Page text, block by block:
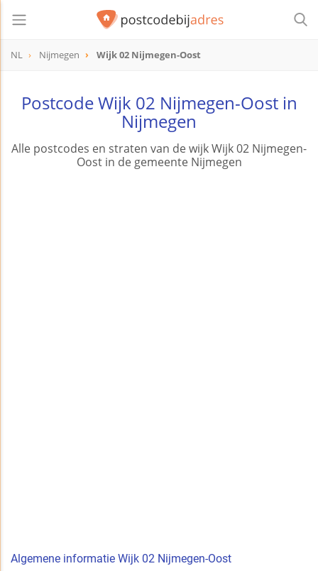
NL Nijmegen Wijk 02 Nijmegen-Oost
Postcode Wijk 02 Nijmegen-Oost in
Nijmegen
Alle postcodes en straten van de wijk Wijk 02 Nijmegen-
Oost in de gemeente Nijmegen
Algemene informatie Wijk 02 Nijmegen-Oost